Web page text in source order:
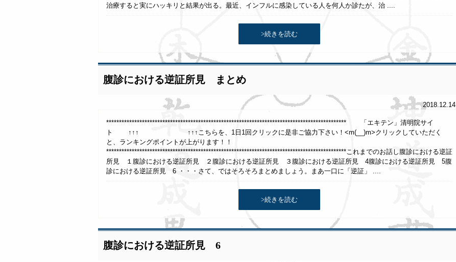
治療すると実にハッキリと結果が出る。最近、インフルに感染している人を何人か診たが、治 ....
>続きを読む
腹診における逆証所見 まとめ
2018.12.14
********************************************************************************************** 「エキテン」清明院サイ
ト ↑↑↑ ↑↑↑こちらを、1日1回クリックに是非ご協力下さい！<m(__)m>クリックしていただく
と、ランキングポイントが上がります！！
**********************************************************************************************これまでのお話し腹診における逆証
所見 １腹診における逆証所見 ２腹診における逆証所見 ３腹診における逆証所見 4腹診における逆証所見 5腹
診における逆証所見 6 ・・・さて、ではそろそろまとめましょう。まあ一口に「逆証」 ....
>続きを読む
腹診における逆証所見 6